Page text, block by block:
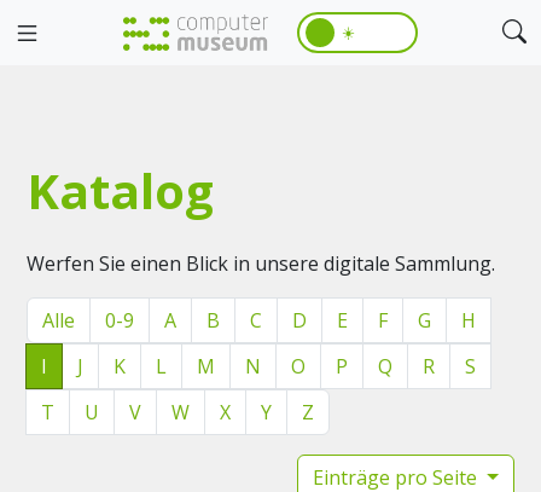
☀️
Katalog
Werfen Sie einen Blick in unsere digitale Sammlung.
Alle 0-9 A B C D E F G
H
I
J K L M N O P Q R
S
T
U V W X Y Z
Einträge pro Seite